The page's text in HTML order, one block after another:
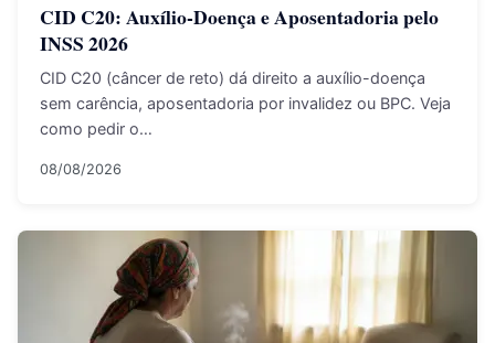
CID C20: Auxílio-Doença e Aposentadoria pelo
INSS 2026
CID C20 (câncer de reto) dá direito a auxílio-doença
sem carência, aposentadoria por invalidez ou BPC. Veja
como pedir o…
08/08/2026